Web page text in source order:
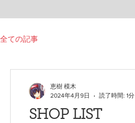
全ての記事
SHOP LIST
恵樹 模木
2024年4月9日
読了時間: 1分